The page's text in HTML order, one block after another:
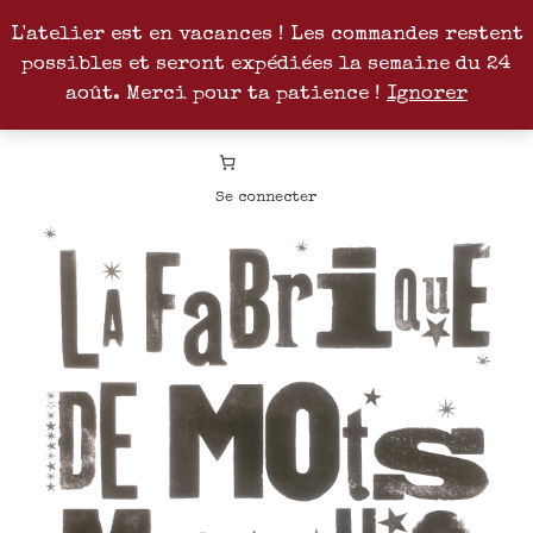
L'atelier est en vacances ! Les commandes restent
possibles et seront expédiées la semaine du 24
août. Merci pour ta patience ! Ignorer
InstagramPinterest Patreon
Se connecter